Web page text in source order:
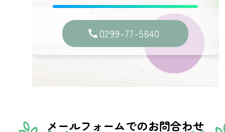
0299-77-5840
メールフォームでのお問合わせ